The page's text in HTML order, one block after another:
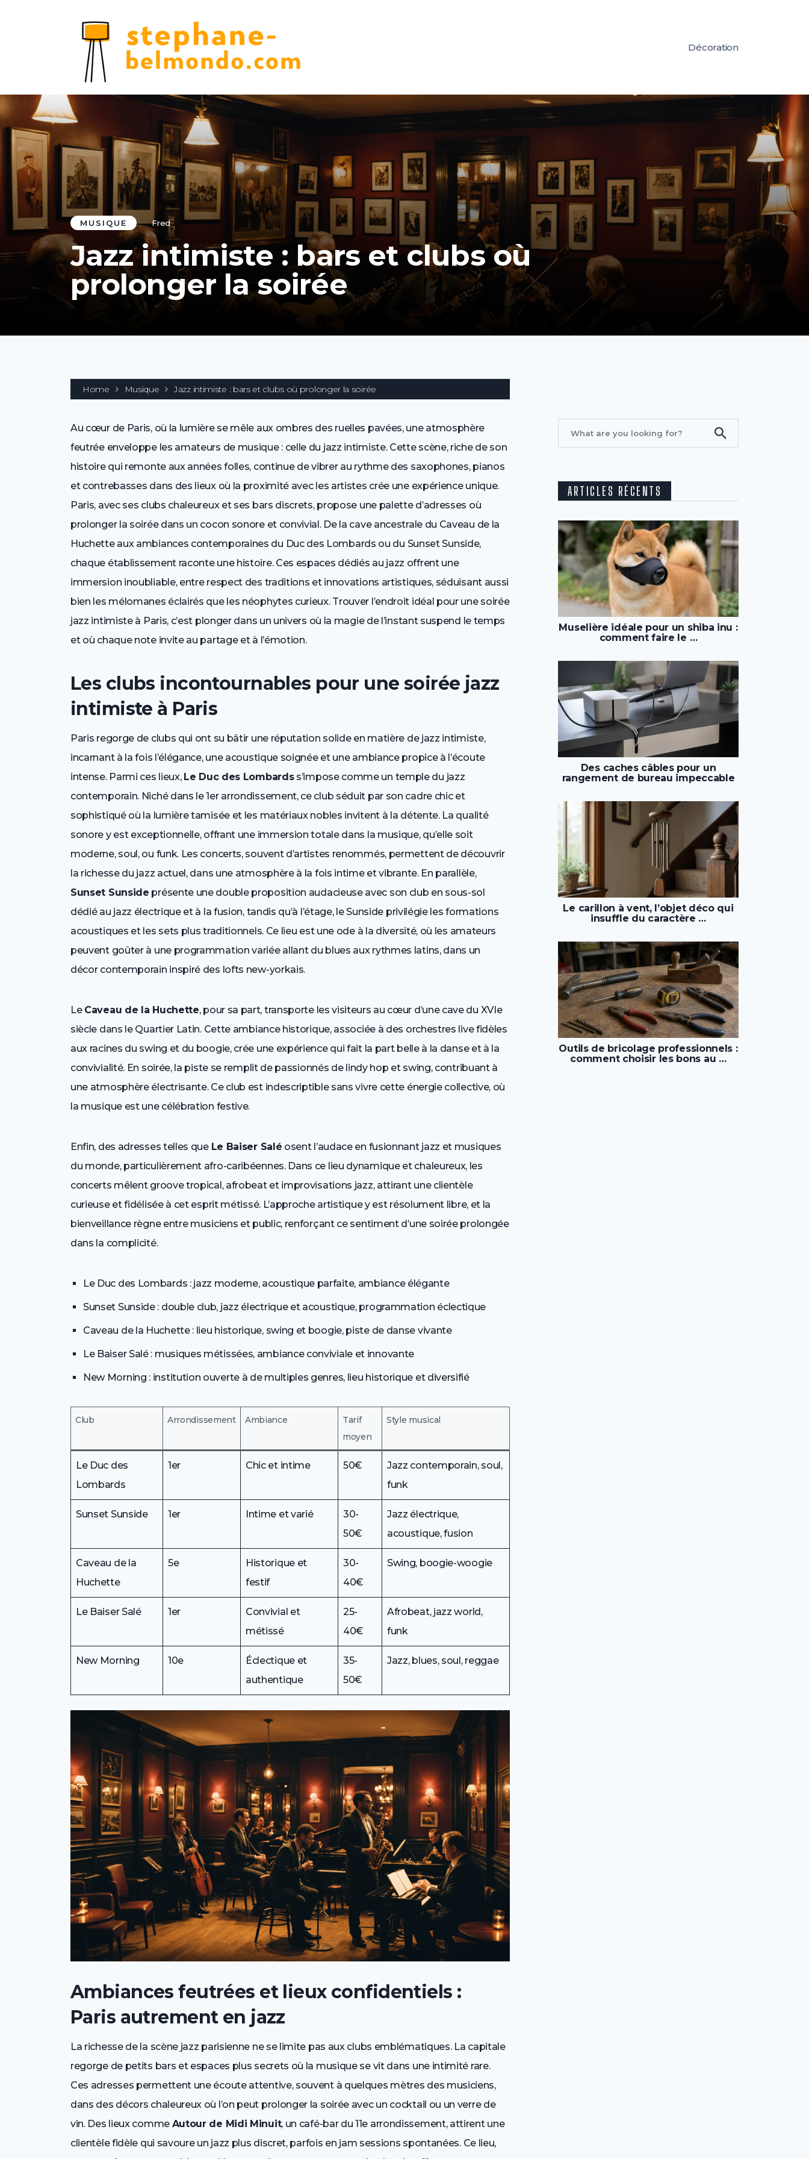
Décoration
MUSIQUE Fred
Jazz intimiste : bars et clubs où
prolonger la soirée
Home Musique Jazz intimiste : bars et clubs où prolonger la soirée
Au cœur de Paris, où la lumière se mêle aux ombres des ruelles pavées, une atmosphère
feutrée enveloppe les amateurs de musique : celle du jazz intimiste. Cette scène, riche de son
histoire qui remonte aux années folles, continue de vibrer au rythme des saxophones, pianos
et contrebasses dans des lieux où la proximité avec les artistes crée une expérience unique.
Paris, avec ses clubs chaleureux et ses bars discrets, propose une palette d’adresses où
prolonger la soirée dans un cocon sonore et convivial. De la cave ancestrale du Caveau de la
Huchette aux ambiances contemporaines du Duc des Lombards ou du Sunset Sunside,
chaque établissement raconte une histoire. Ces espaces dédiés au jazz offrent une
immersion inoubliable, entre respect des traditions et innovations artistiques, séduisant aussi
bien les mélomanes éclairés que les néophytes curieux. Trouver l’endroit idéal pour une soirée
jazz intimiste à Paris, c’est plonger dans un univers où la magie de l’instant suspend le temps
et où chaque note invite au partage et à l’émotion.
Les clubs incontournables pour une soirée jazz
intimiste à Paris
Paris regorge de clubs qui ont su bâtir une réputation solide en matière de jazz intimiste,
incarnant à la fois l’élégance, une acoustique soignée et une ambiance propice à l’écoute
intense. Parmi ces lieux, Le Duc des Lombardss’impose comme un temple du jazz
contemporain. Niché dans le 1er arrondissement, ce club séduit par son cadre chic et
sophistiqué où la lumière tamisée et les matériaux nobles invitent à la détente. La qualité
sonore y est exceptionnelle, offrant une immersion totale dans la musique, qu’elle soit
moderne, soul, ou funk. Les concerts, souvent d’artistes renommés, permettent de découvrir
la richesse du jazz actuel, dans une atmosphère à la fois intime et vibrante. En parallèle,
Sunset Sunside présente une double proposition audacieuse avec son club en sous-sol
dédié au jazz électrique et à la fusion, tandis qu’à l’étage, le Sunside privilégie les formations
acoustiques et les sets plus traditionnels. Ce lieu est une ode à la diversité, où les amateurs
peuvent goûter à une programmation variée allant du blues aux rythmes latins, dans un
décor contemporain inspiré des lofts new-yorkais.
Le Caveau de la Huchette, pour sa part, transporte les visiteurs au cœur d’une cave du XVIe
siècle dans le Quartier Latin. Cette ambiance historique, associée à des orchestres live fidèles
aux racines du swing et du boogie, crée une expérience qui fait la part belle à la danse et à la
convivialité. En soirée, la piste se remplit de passionnés de lindy hop et swing, contribuant à
une atmosphère électrisante. Ce club est indescriptible sans vivre cette énergie collective, où
la musique est une célébration festive.
Enfin, des adresses telles que Le Baiser Salé osent l’audace en fusionnant jazz et musiques
du monde, particulièrement afro-caribéennes. Dans ce lieu dynamique et chaleureux, les
concerts mêlent groove tropical, afrobeat et improvisations jazz, attirant une clientèle
curieuse et fidélisée à cet esprit métissé. L’approche artistique y est résolument libre, et la
bienveillance règne entre musiciens et public, renforçant ce sentiment d’une soirée prolongée
dans la complicité.
Le Duc des Lombards : jazz moderne, acoustique parfaite, ambiance élégante
Sunset Sunside : double club, jazz électrique et acoustique, programmation éclectique
Caveau de la Huchette : lieu historique, swing et boogie, piste de danse vivante
Le Baiser Salé : musiques métissées, ambiance conviviale et innovante
New Morning : institution ouverte à de multiples genres, lieu historique et diversifié
Club Arrondissement Ambiance
Tarif
moyen
Style musical
Le Duc des
Lombards
1er Chic et intime 50€
Jazz contemporain, soul,
funk
Sunset Sunside 1er Intime et varié
30-
50€
Jazz électrique,
acoustique, fusion
Caveau de la
Huchette
5e
Historique et
festif
30-
40€
Swing, boogie-woogie
Le Baiser Salé 1er
Convivial et
métissé
25-
40€
Afrobeat, jazz world,
funk
New Morning 10e
Éclectique et
authentique
35-
50€
Jazz, blues, soul, reggae
Ambiances feutrées et lieux confidentiels :
Paris autrement en jazz
La richesse de la scène jazz parisienne ne se limite pas aux clubs emblématiques. La capitale
regorge de petits bars et espaces plus secrets où la musique se vit dans une intimité rare.
Ces adresses permettent une écoute attentive, souvent à quelques mètres des musiciens,
dans des décors chaleureux où l’on peut prolonger la soirée avec un cocktail ou un verre de
vin. Des lieux comme Autour de Midi Minuit, un café-bar du 11e arrondissement, attirent une
clientèle fidèle qui savoure un jazz plus discret, parfois en jam sessions spontanées. Ce lieu,
ARTICLES RÉCENTS
Muselière idéale pour un shiba inu :
comment faire le …
Des caches câbles pour un
rangement de bureau impeccable
Le carillon à vent, l’objet déco qui
insuffle du caractère …
Outils de bricolage professionnels :
comment choisir les bons au …